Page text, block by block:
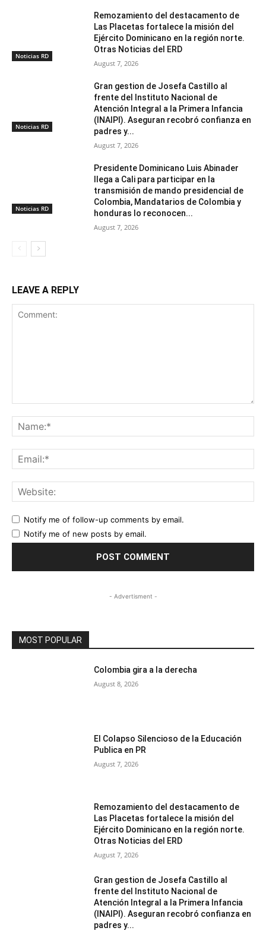
Noticias RD
Remozamiento del destacamento de
Las Placetas fortalece la misión del
Ejército Dominicano en la región norte.
Otras Noticias del ERD
August 7, 2026
Noticias RD
Gran gestion de Josefa Castillo al
frente del Instituto Nacional de
Atención Integral a la Primera Infancia
(INAIPI). Aseguran recobró confianza en
padres y...
August 7, 2026
Noticias RD
Presidente Dominicano Luis Abinader
llega a Cali para participar en la
transmisión de mando presidencial de
Colombia, Mandatarios de Colombia y
honduras lo reconocen...
August 7, 2026
LEAVE A REPLY
Notify me of follow-up comments by email.
Notify me of new posts by email.
- Advertisment -
MOST POPULAR
Colombia gira a la derecha
August 8, 2026
El Colapso Silencioso de la Educación
Publica en PR
August 7, 2026
Remozamiento del destacamento de
Las Placetas fortalece la misión del
Ejército Dominicano en la región norte.
Otras Noticias del ERD
August 7, 2026
Gran gestion de Josefa Castillo al
frente del Instituto Nacional de
Atención Integral a la Primera Infancia
(INAIPI). Aseguran recobró confianza en
padres y...